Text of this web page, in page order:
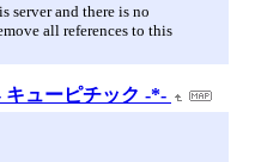
server and there is no
all references to this
キューピチック -*-